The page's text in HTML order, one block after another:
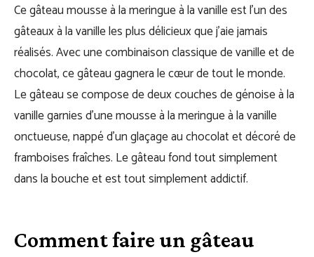
Ce gâteau mousse à la meringue à la vanille est l’un des
gâteaux à la vanille les plus délicieux que j’aie jamais
réalisés. Avec une combinaison classique de vanille et de
chocolat, ce gâteau gagnera le cœur de tout le monde.
Le gâteau se compose de deux couches de génoise à la
vanille garnies d’une mousse à la meringue à la vanille
onctueuse, nappé d’un glaçage au chocolat et décoré de
framboises fraîches. Le gâteau fond tout simplement
dans la bouche et est tout simplement addictif.
Comment faire un gâteau